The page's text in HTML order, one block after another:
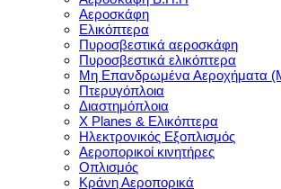
Αεροσκάφη
Ελικόπτερα
Πυροσβεστικά αεροσκάφη
Πυροσβεστικά ελικόπτερα
Μη Επανδρωμένα Αεροχήματα
Πτερυγόπλοια
Διαστημόπλοια
X Planes & Ελικόπτερα
Ηλεκτρονικός Εξοπλισμός
Αεροπορικοί κινητήρες
Οπλισμός
Κράνη Αεροπορικά